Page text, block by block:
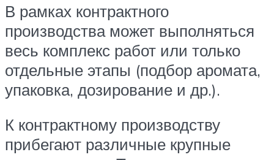
В рамках контрактного
производства может выполняться
весь комплекс работ или только
отдельные этапы (подбор аромата,
упаковка, дозирование и др.).
К контрактному производству
прибегают различные крупные